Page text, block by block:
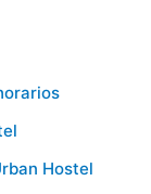
Hostel